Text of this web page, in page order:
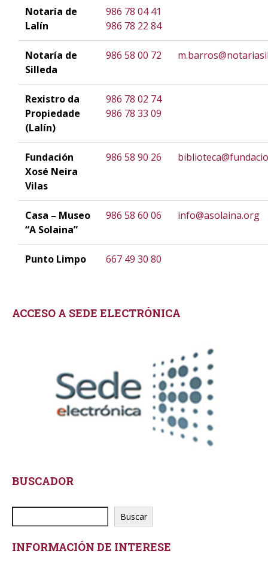
Notaría de
Lalín
986 78 04 41
986 78 22 84
Notaría de
Silleda
986 58 00 72
Rexistro da
Propiedade
(Lalín)
986 78 02 74
986 78 33 09
Fundación
Xosé Neira
Vilas
986 58 90 26
Casa – Museo
“A Solaina”
986 58 60 06 info@asolaina.org
Punto Limpo 667 49 30 80
ACCESO A SEDE ELECTRÓNICA
BUSCADOR
Buscar
INFORMACIÓN DE INTERESE